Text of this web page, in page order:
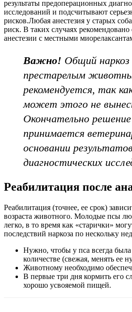
результаты предоперационных
исследований и подсчитывают
рисков.Любая анестезия у старых
риск. В таких случаях
анестезии с местными
Важно! Общий наркоз
престарелым
рекомендуется, так
может этого не
Окончательно решение
принимается
основании результатов
диагностических
Реабилитация после
Реабилитация (точнее, ее срок)
возраста животного. Молодые псы
легко, в то время как «старички»
последствий наркоза по нескольку
Нужно, чтобы у пса всегда
количестве (свежая, менять ее
Животному необходимо
В первые три дня кормить его
хорошо усвояемой пищей.